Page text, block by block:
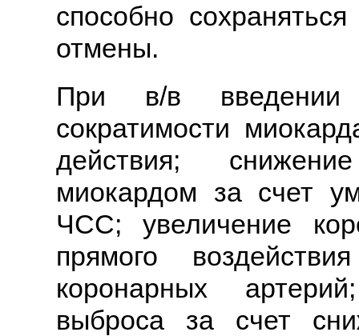
способно
отмены.
При в/в введении
сократимости
действия;
миокардом за счет
ЧСС; увеличение
прямого
коронарных
выброса за счет